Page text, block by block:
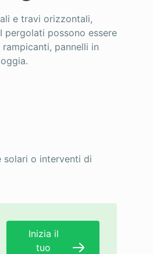
e travi orizzontali,
possono essere
pannelli in
solari o interventi di
Inizia il
tuo